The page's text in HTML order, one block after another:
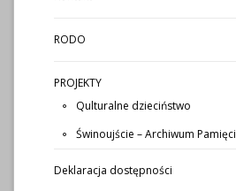
RODO
PROJEKTY
Qulturalne dzieciństwo
Świnoujście – Archiwum Pamięci
Deklaracja dostępności